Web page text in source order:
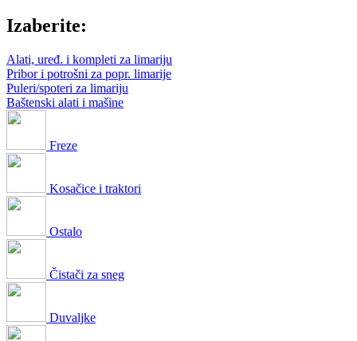
Izaberite:
Alati, uređ. i kompleti za limariju
Pribor i potrošni za popr. limarije
Puleri/spoteri za limariju
Baštenski alati i mašine
Freze
Kosačice i traktori
Ostalo
Čistači za sneg
Duvaljke